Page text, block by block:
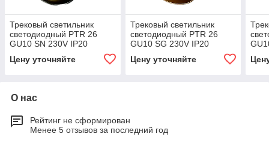
Трековый светильник
светодиодный PTR 26
GU10 SN 230V IP20
Цену уточняйте
Трековый светильник
светодиодный PTR 26
GU10 SG 230V IP20
Цену уточняйте
О нас
Рейтинг не сформирован
Менее 5 отзывов за последний год